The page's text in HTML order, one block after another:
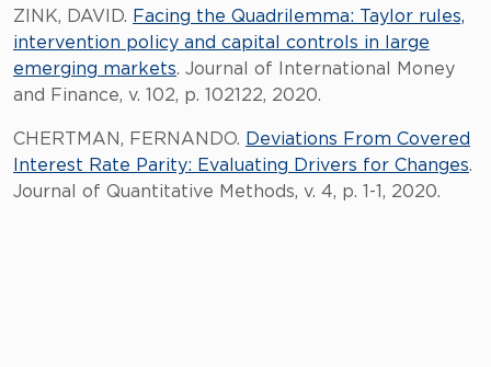
ZINK, DAVID. Facing the Quadrilemma: Taylor rules,
intervention policy and capital controls in large
emerging markets. Journal of International Money
and Finance, v. 102, p. 102122, 2020.
CHERTMAN, FERNANDO. Deviations From Covered
Interest Rate Parity: Evaluating Drivers for Changes.
Journal of Quantitative Methods, v. 4, p. 1-1, 2020.